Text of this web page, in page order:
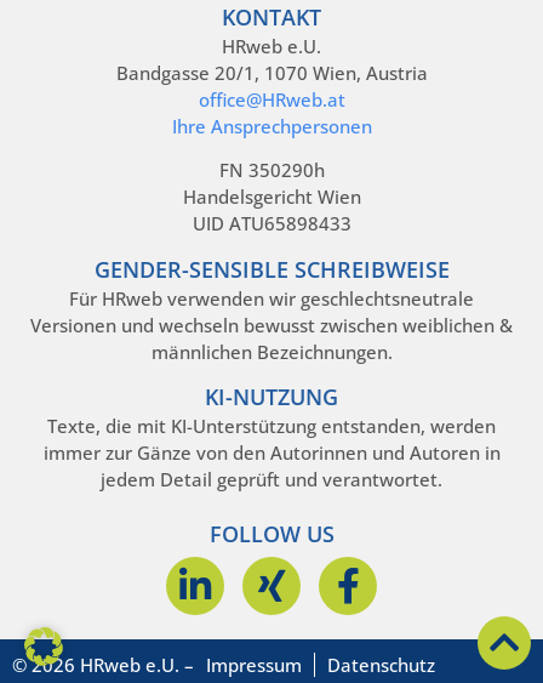
KONTAKT
HRweb e.U.
Bandgasse 20/1, 1070 Wien, Austria
office@HRweb.at
Ihre Ansprechpersonen
FN 350290h
Handelsgericht Wien
UID ATU65898433
GENDER-SENSIBLE SCHREIBWEISE
Für HRweb verwenden wir geschlechtsneutrale
Versionen und wechseln bewusst zwischen weiblichen &
männlichen Bezeichnungen.
KI-NUTZUNG
Texte, die mit KI-Unterstützung entstanden, werden
immer zur Gänze von den Autorinnen und Autoren in
jedem Detail geprüft und verantwortet.
FOLLOW US
© 2026 HRweb e.U. – Impressum Datenschutz